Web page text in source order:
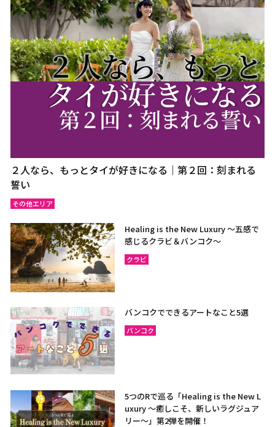
２人なら、もっとタイが好きになる｜第２回：刻まれる
誓い
その他エリア
Healing is the New Luxury ～五感で
感じるクラビ＆バンコク～
クラビ
バンコクでできるアートなこと5選
バンコク
5つのRで巡る「Healing is the New L
uxury ～癒しこそ、新しいラグジュア
リー〜」第2弾を開催！